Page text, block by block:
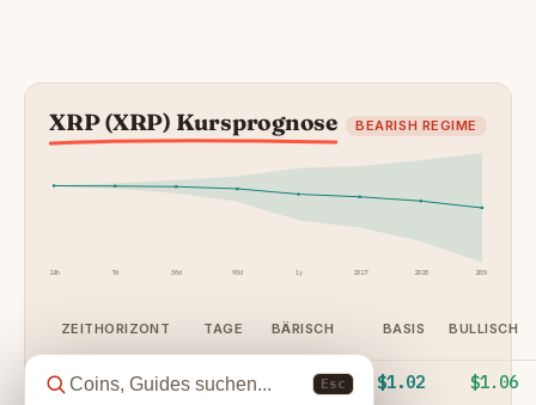
Esc
XRP (XRP) Kursprognose BEARISH REGIME
24h 7d 30d 90d 1y 2027 2028 2030
ZEITHORIZONT TAGE BÄRISCH BASIS BULLISCH
24 Stunden 1 $0.9752 $1.02 $1.06